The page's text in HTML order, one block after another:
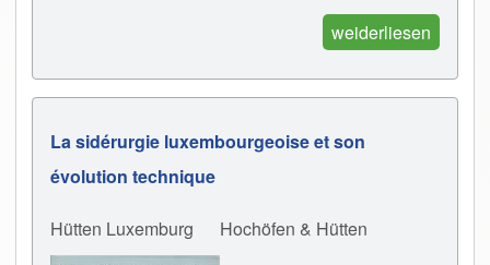
weiderliesen
La sidérurgie luxembourgeoise et son
évolution technique
Hütten Luxemburg Hochöfen & Hütten